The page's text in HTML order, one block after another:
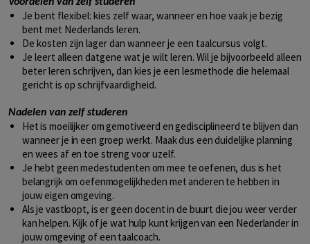
Je bent flexibel: kies zelf waar, wanneer en hoe vaak je bezig
bent met Nederlands leren.
De kosten zijn lager dan wanneer je een taalcursus volgt.
Je leert alleen datgene wat je wilt leren. Wil je bijvoorbeeld alleen
beter leren schrijven, dan kies je een lesmethode die helemaal
gericht is op schrijfvaardigheid.
Nadelen van zelf studeren
Het is moeilijker om gemotiveerd en gedisciplineerd te blijven dan
wanneer je in een groep werkt. Maak dus een duidelijke planning
en wees af en toe streng voor uzelf.
Je hebt geen medestudenten om mee te oefenen, dus is het
belangrijk om oefenmogelijkheden met anderen te hebben in
jouw eigen omgeving.
Als je vastloopt, is er geen docent in de buurt die jou weer verder
kan helpen. Kijk of je wat hulp kunt krijgen van een Nederlander in
jouw omgeving of een taalcoach.